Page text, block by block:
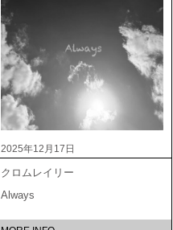
2025年12月17日
クロムレイリー
Always